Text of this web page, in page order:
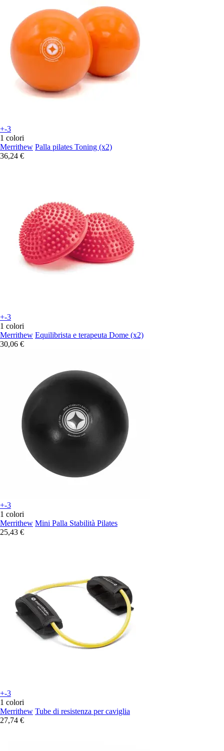
+-3
1 colori
Merrithew Palla pilates Toning (x2)
36,24 €
+-3
1 colori
Merrithew Equilibrista e terapeuta Dome (x2)
30,06 €
+-3
1 colori
Merrithew Mini Palla Stabilità Pilates
25,43 €
+-3
1 colori
Merrithew Tube di resistenza per caviglia
27,74 €